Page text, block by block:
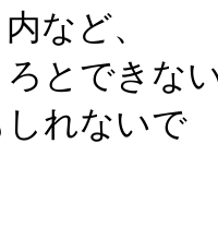
など、
とできな
れないで